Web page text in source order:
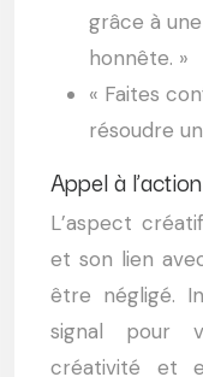
grâce à
honnête. »
« Faites
résoudre
Appel à
L’aspect
et son lien
être négligé.
signal pour
créativité et